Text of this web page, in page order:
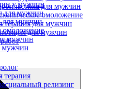
у мужчин
для мужчин
для мужчин
омоложение
мужчин
мужчин
для мужчин
омоложение
терапия для мужчин
для мужчин
терапия
релизинг